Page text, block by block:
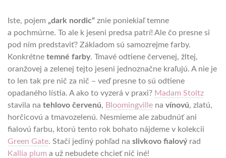
Iste, pojem „dark nordic“ znie poniekiaľ temne
a pochmúrne. To ale k jeseni predsa patrí! Ale čo presne si
pod ním predstaviť? Základom sú samozrejme farby.
Konkrétne temné farby. Tmavé odtiene červenej, žltej,
oranžovej a zelenej tejto jeseni jednoznačne kraľujú. A nie je
to len tak pre nič za nič – veď presne to sú odtiene
opadaného lístia. A ako to vyzerá v praxi? Madam Stoltz
stavila na tehlovo červenú, Bloomingville na vínovú, zlatú,
horčicovú a tmavozelenú. Nesmieme ale zabudnúť ani
fialovú farbu, ktorú tento rok bohato nájdeme v kolekcii
Green Gate. Stačí jediný pohľad na slivkovo fialovýrad
Kallia plum a už nebudete chcieť nič iné!